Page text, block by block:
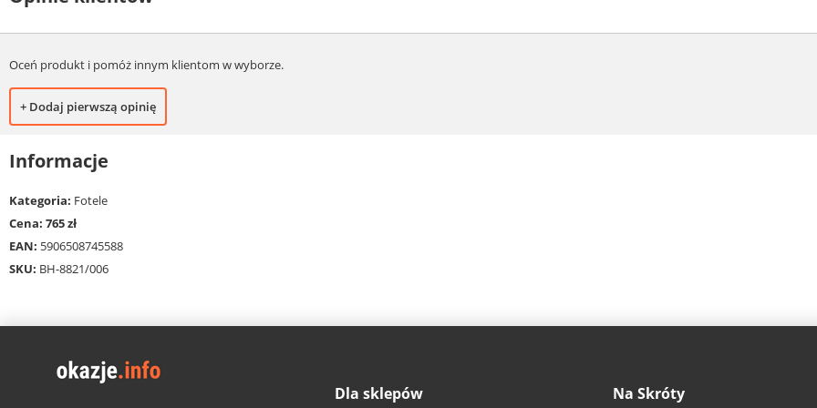
Oceń produkt i pomóż innym klientom w wyborze.
+ Dodaj pierwszą opinię
Informacje
Kategoria: Fotele
Cena: 765 zł
EAN: 5906508745588
SKU: BH-8821/006
Dla sklepów Na Skróty